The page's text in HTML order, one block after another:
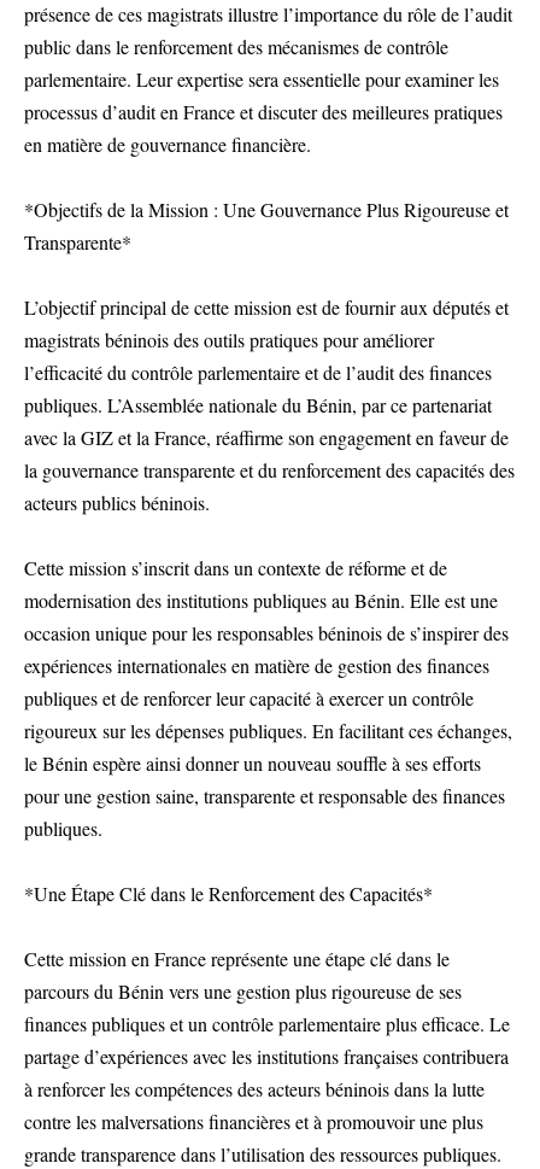
présence de ces magistrats illustre l’importance du rôle de l’audit
public dans le renforcement des mécanismes de contrôle
parlementaire. Leur expertise sera essentielle pour examiner les
processus d’audit en France et discuter des meilleures pratiques
en matière de gouvernance financière.
*Objectifs de la Mission : Une Gouvernance Plus Rigoureuse et
Transparente*
L’objectif principal de cette mission est de fournir aux députés et
magistrats béninois des outils pratiques pour améliorer
l’efficacité du contrôle parlementaire et de l’audit des finances
publiques. L’Assemblée nationale du Bénin, par ce partenariat
avec la GIZ et la France, réaffirme son engagement en faveur de
la gouvernance transparente et du renforcement des capacités des
acteurs publics béninois.
Cette mission s’inscrit dans un contexte de réforme et de
modernisation des institutions publiques au Bénin. Elle est une
occasion unique pour les responsables béninois de s’inspirer des
expériences internationales en matière de gestion des finances
publiques et de renforcer leur capacité à exercer un contrôle
rigoureux sur les dépenses publiques. En facilitant ces échanges,
le Bénin espère ainsi donner un nouveau souffle à ses efforts
pour une gestion saine, transparente et responsable des finances
publiques.
*Une Étape Clé dans le Renforcement des Capacités*
Cette mission en France représente une étape clé dans le
parcours du Bénin vers une gestion plus rigoureuse de ses
finances publiques et un contrôle parlementaire plus efficace. Le
partage d’expériences avec les institutions françaises contribuera
à renforcer les compétences des acteurs béninois dans la lutte
contre les malversations financières et à promouvoir une plus
grande transparence dans l’utilisation des ressources publiques.